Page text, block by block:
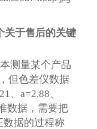
关于售后的关键
测量某个产品
但色差仪数据
、a=2.88、
数据，需要把
数据的过程称